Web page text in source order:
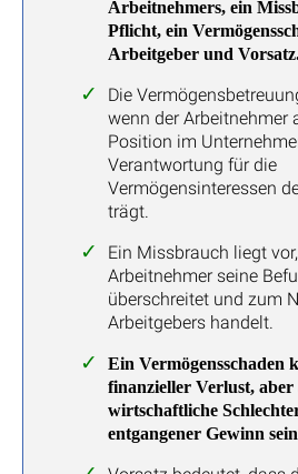
Arbeitnehmers, ein
Pflicht, ein
Arbeitgeber und
Die
wenn der Arbeitnehmer
Position im
Verantwortung für die
Vermögensinteressen
trägt.
Ein Missbrauch liegt
Arbeitnehmer seine
überschreitet und zum
Arbeitgebers handelt.
Ein Vermögensschaden
finanzieller Verlust, aber
wirtschaftliche
entgangener Gewinn